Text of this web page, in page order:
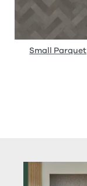
Small Parquet